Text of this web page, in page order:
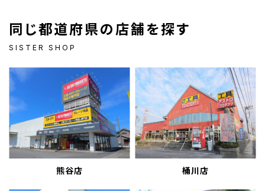
同じ都道府県の店舗を探す
SISTER SHOP
熊谷店 桶川店